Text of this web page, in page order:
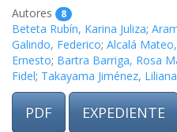
Autores 8
Beteta Rubín, Karina Juliza;
Galindo, Federico; Alcalá
Ernesto; Bartra Barriga, Rosa
Fidel; Takayama Jiménez,
PDF EXPEDIENTE